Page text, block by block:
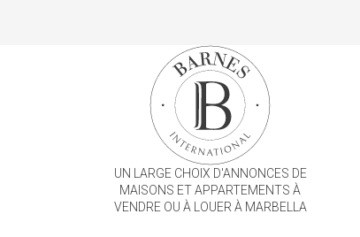
UN LARGE CHOIX D'ANNONCES DE
MAISONS ET APPARTEMENTS À
VENDRE OU À LOUER À MARBELLA